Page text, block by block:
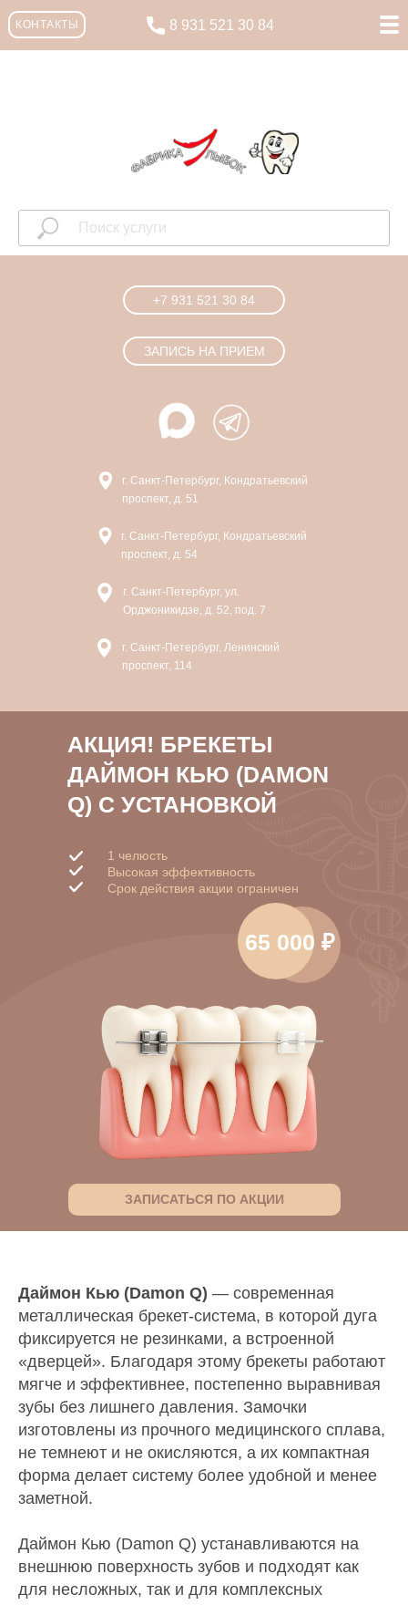
КОНТАКТЫ 8 931 521 30 84
г. Санкт-Петербург, Кондратьевский
проспект, д. 51
г. Санкт-Петербург, ул.
Орджоникидзе, д. 52, под. 7
+7 931 521 30 84
ЗАПИСЬ НА ПРИЕМ
г. Санкт-Петербург, Ленинский
проспект, 114
г. Санкт-Петербург, Кондратьевский
проспект, д. 54
АКЦИЯ! БРЕКЕТЫ
ДАЙМОН КЬЮ (DAMON
Q) С УСТАНОВКОЙ
ЗАПИСАТЬСЯ ПО АКЦИИ
1 челюсть
Высокая эффективность
Срок действия акции ограничен
65 000 ₽
Даймон Кью (Damon Q) — современная
металлическая брекет-система, в которой дуга
фиксируется не резинками, а встроенной
«дверцей». Благодаря этому брекеты работают
мягче и эффективнее, постепенно выравнивая
зубы без лишнего давления. Замочки
изготовлены из прочного медицинского сплава,
не темнеют и не окисляются, а их компактная
форма делает систему более удобной и менее
заметной.
Даймон Кью (Damon Q) устанавливаются на
внешнюю поверхность зубов и подходят как
для несложных, так и для комплексных